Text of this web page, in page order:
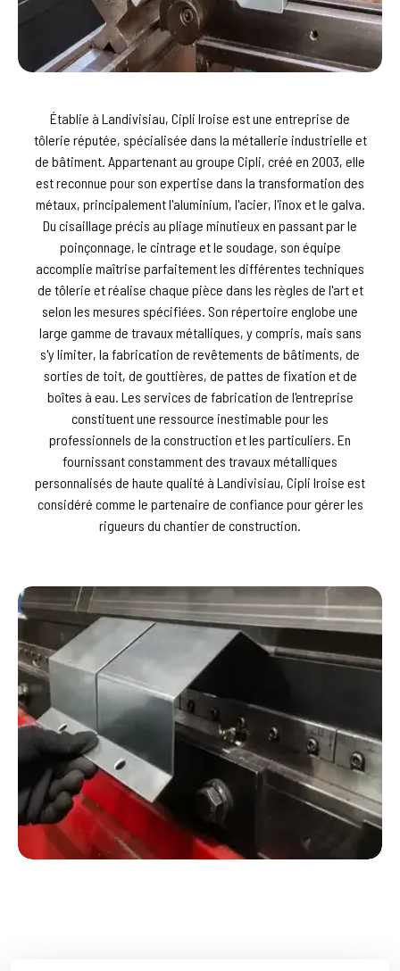
Établie à Landivisiau, Cipli Iroise est une entreprise de
tôlerie réputée, spécialisée dans la métallerie industrielle et
de bâtiment. Appartenant au groupe Cipli, créé en 2003, elle
est reconnue pour son expertise dans la transformation des
métaux, principalement l'aluminium, l'acier, l'inox et le galva.
Du cisaillage précis au pliage minutieux en passant par le
poinçonnage, le cintrage et le soudage, son équipe
accomplie maîtrise parfaitement les différentes techniques
de tôlerie et réalise chaque pièce dans les règles de l'art et
selon les mesures spécifiées. Son répertoire englobe une
large gamme de travaux métalliques, y compris, mais sans
s'y limiter, la fabrication de revêtements de bâtiments, de
sorties de toit, de gouttières, de pattes de fixation et de
boîtes à eau. Les services de fabrication de l'entreprise
constituent une ressource inestimable pour les
professionnels de la construction et les particuliers. En
fournissant constamment des travaux métalliques
personnalisés de haute qualité à Landivisiau, Cipli Iroise est
considéré comme le partenaire de confiance pour gérer les
rigueurs du chantier de construction.